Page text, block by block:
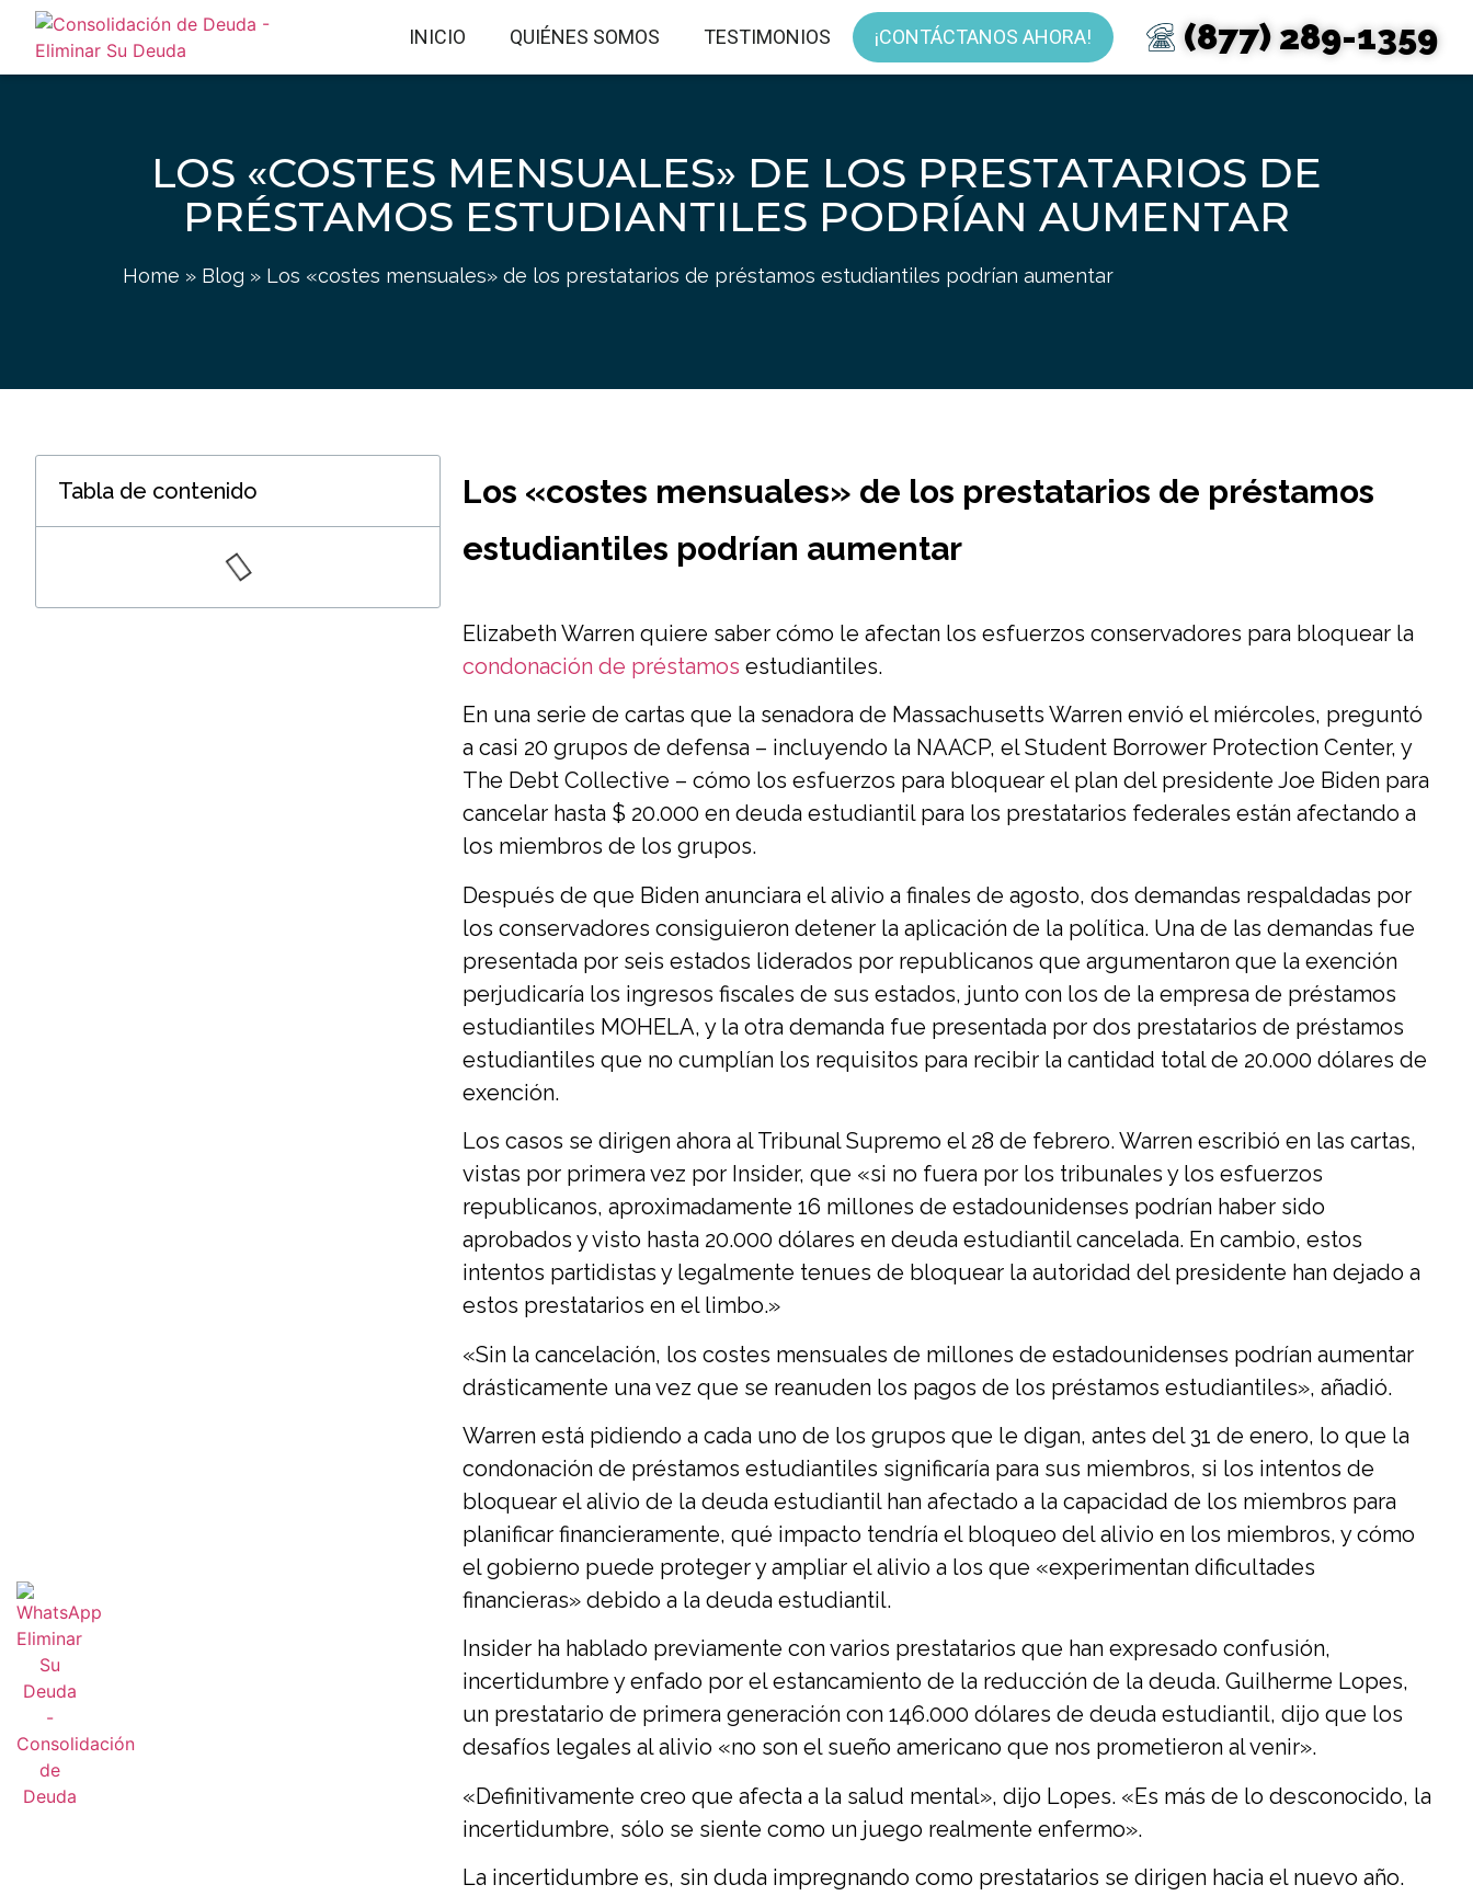
INICIO QUIÉNES SOMOS TESTIMONIOS ¡CONTÁCTANOS AHORA! (877) 289-1359
LOS «COSTES MENSUALES» DE LOS PRESTATARIOS DE
PRÉSTAMOS ESTUDIANTILES PODRÍAN AUMENTAR
Home » Blog » Los «costes mensuales» de los prestatarios de préstamos estudiantiles podrían aumentar
Tabla de contenido
Los «costes mensuales» de los prestatarios de préstamos
estudiantiles podrían aumentar
Elizabeth Warren quiere saber cómo le afectan los esfuerzos conservadores para bloquear la
condonación de préstamos estudiantiles.
En una serie de cartas que la senadora de Massachusetts Warren envió el miércoles, preguntó
a casi 20 grupos de defensa – incluyendo la NAACP, el Student Borrower Protection Center, y
The Debt Collective – cómo los esfuerzos para bloquear el plan del presidente Joe Biden para
cancelar hasta $ 20.000 en deuda estudiantil para los prestatarios federales están afectando a
los miembros de los grupos.
Después de que Biden anunciara el alivio a finales de agosto, dos demandas respaldadas por
los conservadores consiguieron detener la aplicación de la política. Una de las demandas fue
presentada por seis estados liderados por republicanos que argumentaron que la exención
perjudicaría los ingresos fiscales de sus estados, junto con los de la empresa de préstamos
estudiantiles MOHELA, y la otra demanda fue presentada por dos prestatarios de préstamos
estudiantiles que no cumplían los requisitos para recibir la cantidad total de 20.000 dólares de
exención.
Los casos se dirigen ahora al Tribunal Supremo el 28 de febrero. Warren escribió en las cartas,
vistas por primera vez por Insider, que «si no fuera por los tribunales y los esfuerzos
republicanos, aproximadamente 16 millones de estadounidenses podrían haber sido
aprobados y visto hasta 20.000 dólares en deuda estudiantil cancelada. En cambio, estos
intentos partidistas y legalmente tenues de bloquear la autoridad del presidente han dejado a
estos prestatarios en el limbo.»
«Sin la cancelación, los costes mensuales de millones de estadounidenses podrían aumentar
drásticamente una vez que se reanuden los pagos de los préstamos estudiantiles», añadió.
Warren está pidiendo a cada uno de los grupos que le digan, antes del 31 de enero, lo que la
condonación de préstamos estudiantiles significaría para sus miembros, si los intentos de
bloquear el alivio de la deuda estudiantil han afectado a la capacidad de los miembros para
planificar financieramente, qué impacto tendría el bloqueo del alivio en los miembros, y cómo
el gobierno puede proteger y ampliar el alivio a los que «experimentan dificultades
financieras» debido a la deuda estudiantil.
Insider ha hablado previamente con varios prestatarios que han expresado confusión,
incertidumbre y enfado por el estancamiento de la reducción de la deuda. Guilherme Lopes,
un prestatario de primera generación con 146.000 dólares de deuda estudiantil, dijo que los
desafíos legales al alivio «no son el sueño americano que nos prometieron al venir».
«Definitivamente creo que afecta a la salud mental», dijo Lopes. «Es más de lo desconocido, la
incertidumbre, sólo se siente como un juego realmente enfermo».
La incertidumbre es, sin duda impregnando como prestatarios se dirigen hacia el nuevo año.